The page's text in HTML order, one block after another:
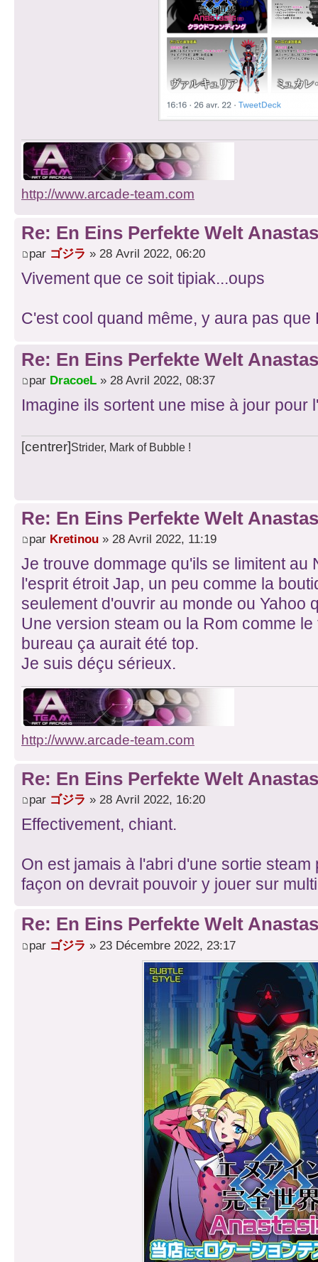
http://www.arcade-team.com
Re: En Eins Perfekte Welt
par ゴジラ » 28 Avril 2022, 06:20
Vivement que ce soit tipiak...oups
C'est cool quand même, y aura pas que
Re: En Eins Perfekte Welt
par DracoeL » 28 Avril 2022, 08:37
Imagine ils sortent une mise à jour pour
[centrer]Strider, Mark of Bubble !
Re: En Eins Perfekte Welt
par Kretinou » 28 Avril 2022, 11:19
Je trouve dommage qu'ils se limitent au
l'esprit étroit Jap, un peu comme la
seulement d'ouvrir au monde ou Yahoo
Une version steam ou la Rom comme
bureau ça aurait été top.
Je suis déçu sérieux.
http://www.arcade-team.com
Re: En Eins Perfekte Welt
par ゴジラ » 28 Avril 2022, 16:20
Effectivement, chiant.
On est jamais à l'abri d'une sortie
façon on devrait pouvoir y jouer sur
Re: En Eins Perfekte Welt
par ゴジラ » 23 Décembre 2022, 23:17